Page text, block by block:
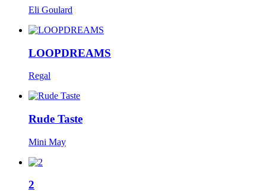
Eli Goulard
LOOPDREAMS
Regal
Rude Taste
Mini May
2